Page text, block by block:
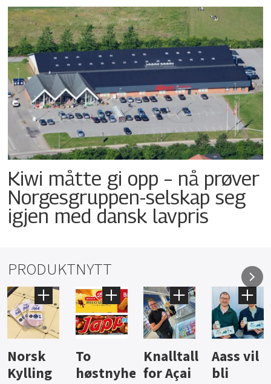
Kiwi måtte gi opp – nå prøver
Norgesgruppen-selskap seg
igjen med dansk lavpris
PRODUKTNYTT
Knalltall
for Açai
Aass vil
bli
Brus og
jus fra
Hard
iste fra